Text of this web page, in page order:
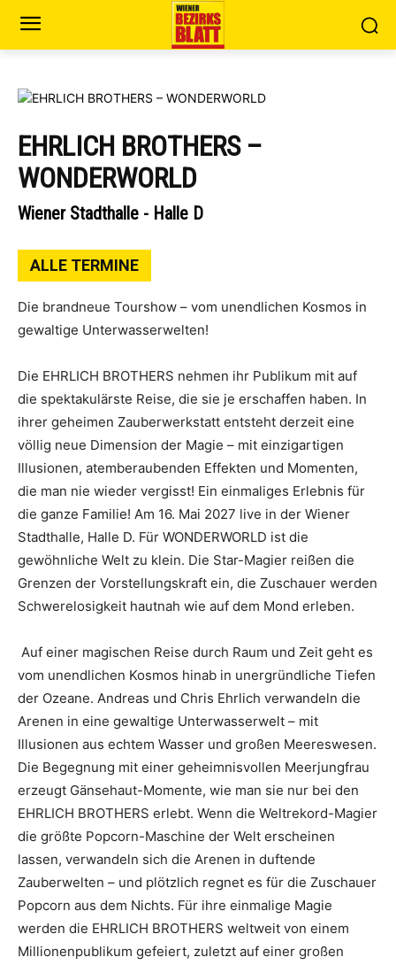
EHRLICH BROTHERS –
WONDERWORLD
Wiener Stadthalle - Halle D
ALLE TERMINE
Die brandneue Tourshow – vom unendlichen Kosmos in
gewaltige Unterwasserwelten!
Die EHRLICH BROTHERS nehmen ihr Publikum mit auf
die spektakulärste Reise, die sie je erschaffen haben. In
ihrer geheimen Zauberwerkstatt entsteht derzeit eine
völlig neue Dimension der Magie – mit einzigartigen
Illusionen, atemberaubenden Effekten und Momenten,
die man nie wieder vergisst! Ein einmaliges Erlebnis für
die ganze Familie! Am 16. Mai 2027 live in der Wiener
Stadthalle, Halle D. Für WONDERWORLD ist die
gewöhnliche Welt zu klein. Die Star-Magier reißen die
Grenzen der Vorstellungskraft ein, die Zuschauer werden
Schwerelosigkeit hautnah wie auf dem Mond erleben.
Auf einer magischen Reise durch Raum und Zeit geht es
vom unendlichen Kosmos hinab in unergründliche Tiefen
der Ozeane. Andreas und Chris Ehrlich verwandeln die
Arenen in eine gewaltige Unterwasserwelt – mit
Illusionen aus echtem Wasser und großen Meereswesen.
Die Begegnung mit einer geheimnisvollen Meerjungfrau
erzeugt Gänsehaut-Momente, wie man sie nur bei den
EHRLICH BROTHERS erlebt. Wenn die Weltrekord-Magier
die größte Popcorn-Maschine der Welt erscheinen
lassen, verwandeln sich die Arenen in duftende
Zauberwelten – und plötzlich regnet es für die Zuschauer
Popcorn aus dem Nichts. Für ihre einmalige Magie
werden die EHRLICH BROTHERS weltweit von einem
Millionenpublikum gefeiert, zuletzt auf einer großen